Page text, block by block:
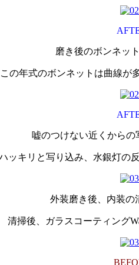
磨き後のボンネッ
この年式のボンネットは曲線が
嘘のつけない近くからの
ッキリと写り込み、水銀灯の
外装磨き後、内装の
清掃後、ガラスコーティング